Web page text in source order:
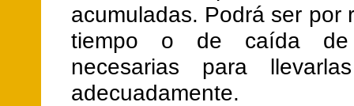
acumuladas. Podrá ser por
tiempo o de caída de
necesarias para
adecuadamente.